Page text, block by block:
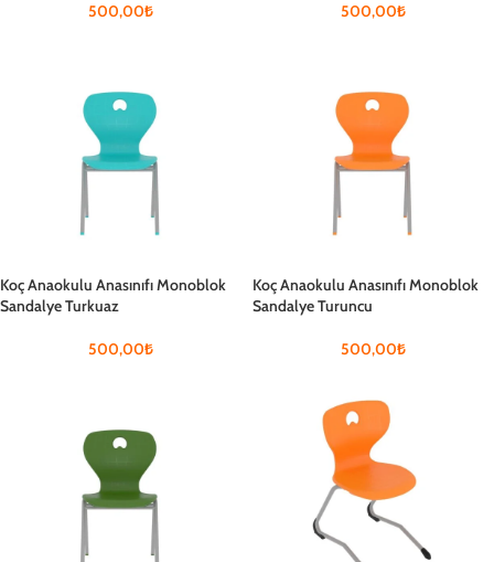
500,00₺ 500,00₺
Koç Anaokulu Anasınıfı Monoblok
Sandalye Turkuaz
500,00₺
Koç Anaokulu Anasınıfı Monoblok
Sandalye Turuncu
500,00₺